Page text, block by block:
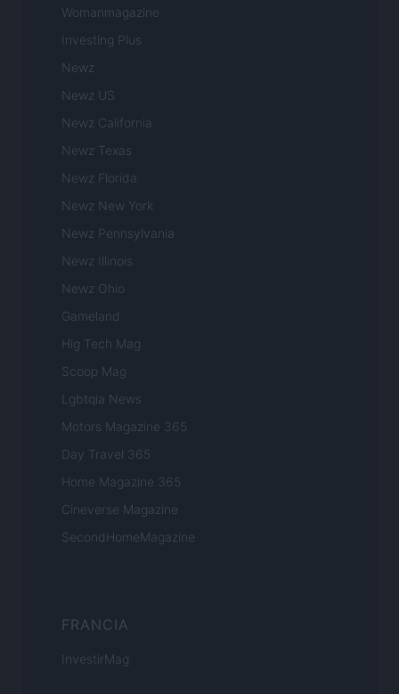
Womanmagazine
Investing Plus
Newz
Newz US
Newz California
Newz Texas
Newz Florida
Newz New York
Newz Pennsylvania
Newz Illinois
Newz Ohio
Gameland
Hig Tech Mag
Scoop Mag
Lgbtqia News
Motors Magazine 365
Day Travel 365
Home Magazine 365
Cineverse Magazine
SecondHomeMagazine
FRANCIA
InvestirMag